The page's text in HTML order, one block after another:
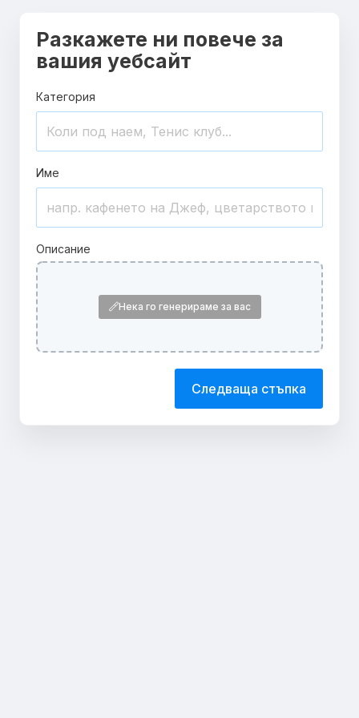
Разкажете ни повече за
вашия уебсайт
Категория
Име
Описание
Нека го генерираме за вас
Следваща стъпка